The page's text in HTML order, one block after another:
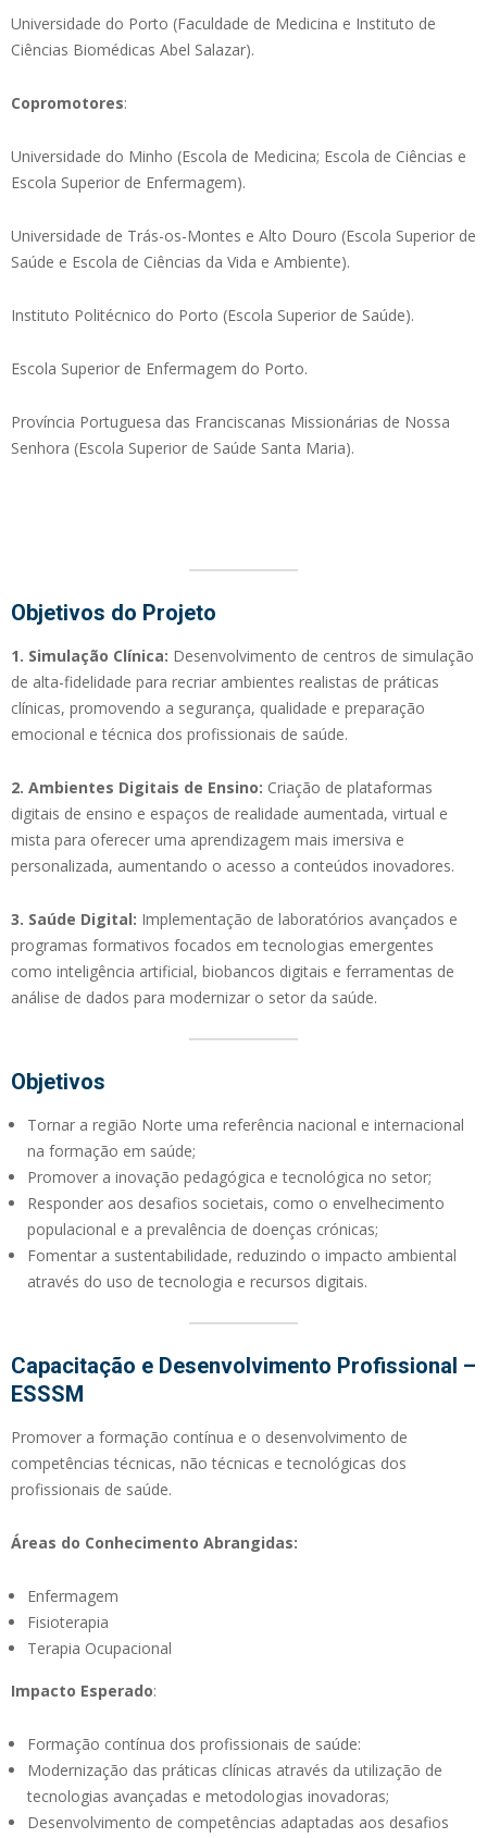
Universidade do Porto (Faculdade de Medicina e Instituto de
Ciências Biomédicas Abel Salazar).
Copromotores:
Universidade do Minho (Escola de Medicina; Escola de Ciências e
Escola Superior de Enfermagem).
Universidade de Trás-os-Montes e Alto Douro (Escola Superior de
Saúde e Escola de Ciências da Vida e Ambiente).
Instituto Politécnico do Porto (Escola Superior de Saúde).
Escola Superior de Enfermagem do Porto.
Província Portuguesa das Franciscanas Missionárias de Nossa
Senhora (Escola Superior de Saúde Santa Maria).
Objetivos do Projeto
1. Simulação Clínica: Desenvolvimento de centros de simulação
de alta-fidelidade para recriar ambientes realistas de práticas
clínicas, promovendo a segurança, qualidade e preparação
emocional e técnica dos profissionais de saúde.
2. Ambientes Digitais de Ensino: Criação de plataformas
digitais de ensino e espaços de realidade aumentada, virtual e
mista para oferecer uma aprendizagem mais imersiva e
personalizada, aumentando o acesso a conteúdos inovadores.
3. Saúde Digital: Implementação de laboratórios avançados e
programas formativos focados em tecnologias emergentes
como inteligência artificial, biobancos digitais e ferramentas de
análise de dados para modernizar o setor da saúde.
Objetivos
Tornar a região Norte uma referência nacional e internacional
na formação em saúde;
Promover a inovação pedagógica e tecnológica no setor;
Responder aos desafios societais, como o envelhecimento
populacional e a prevalência de doenças crónicas;
Fomentar a sustentabilidade, reduzindo o impacto ambiental
através do uso de tecnologia e recursos digitais.
Capacitação e Desenvolvimento Profissional –
ESSSM
Promover a formação contínua e o desenvolvimento de
competências técnicas, não técnicas e tecnológicas dos
profissionais de saúde.
Áreas do Conhecimento Abrangidas:
Enfermagem
Fisioterapia
Terapia Ocupacional
Impacto Esperado:
Formação contínua dos profissionais de saúde:
Modernização das práticas clínicas através da utilização de
tecnologias avançadas e metodologias inovadoras;
Desenvolvimento de competências adaptadas aos desafios